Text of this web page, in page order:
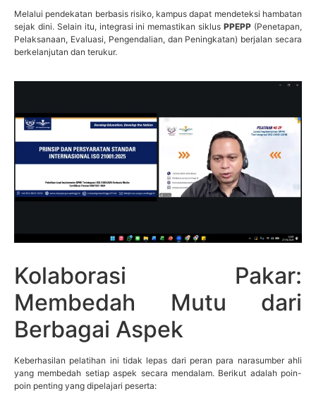
Melalui pendekatan berbasis risiko, kampus dapat mendeteksi hambatan
sejak dini. Selain itu, integrasi ini memastikan siklusPPEPP (Penetapan,
Pelaksanaan, Evaluasi, Pengendalian, dan Peningkatan) berjalan secara
berkelanjutan dan terukur.
Kolaborasi Pakar:
Membedah Mutu dari
Berbagai Aspek
Keberhasilan pelatihan ini tidak lepas dari peran para narasumber ahli
yang membedah setiap aspek secara mendalam. Berikut adalah poin-
poin penting yang dipelajari peserta: